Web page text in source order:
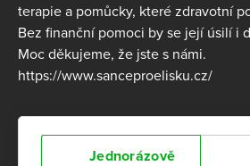
terapie a pomůcky, které zdravotní
Bez finanční pomoci by se její úsilí i
Moc děkujeme, že jste s námi.
https://www.sanceproelisku.cz/
Jednorázově